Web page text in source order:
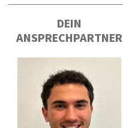
DEIN
ANSPRECHPARTNER